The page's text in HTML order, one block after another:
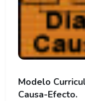
Modelo
Causa-Efecto.